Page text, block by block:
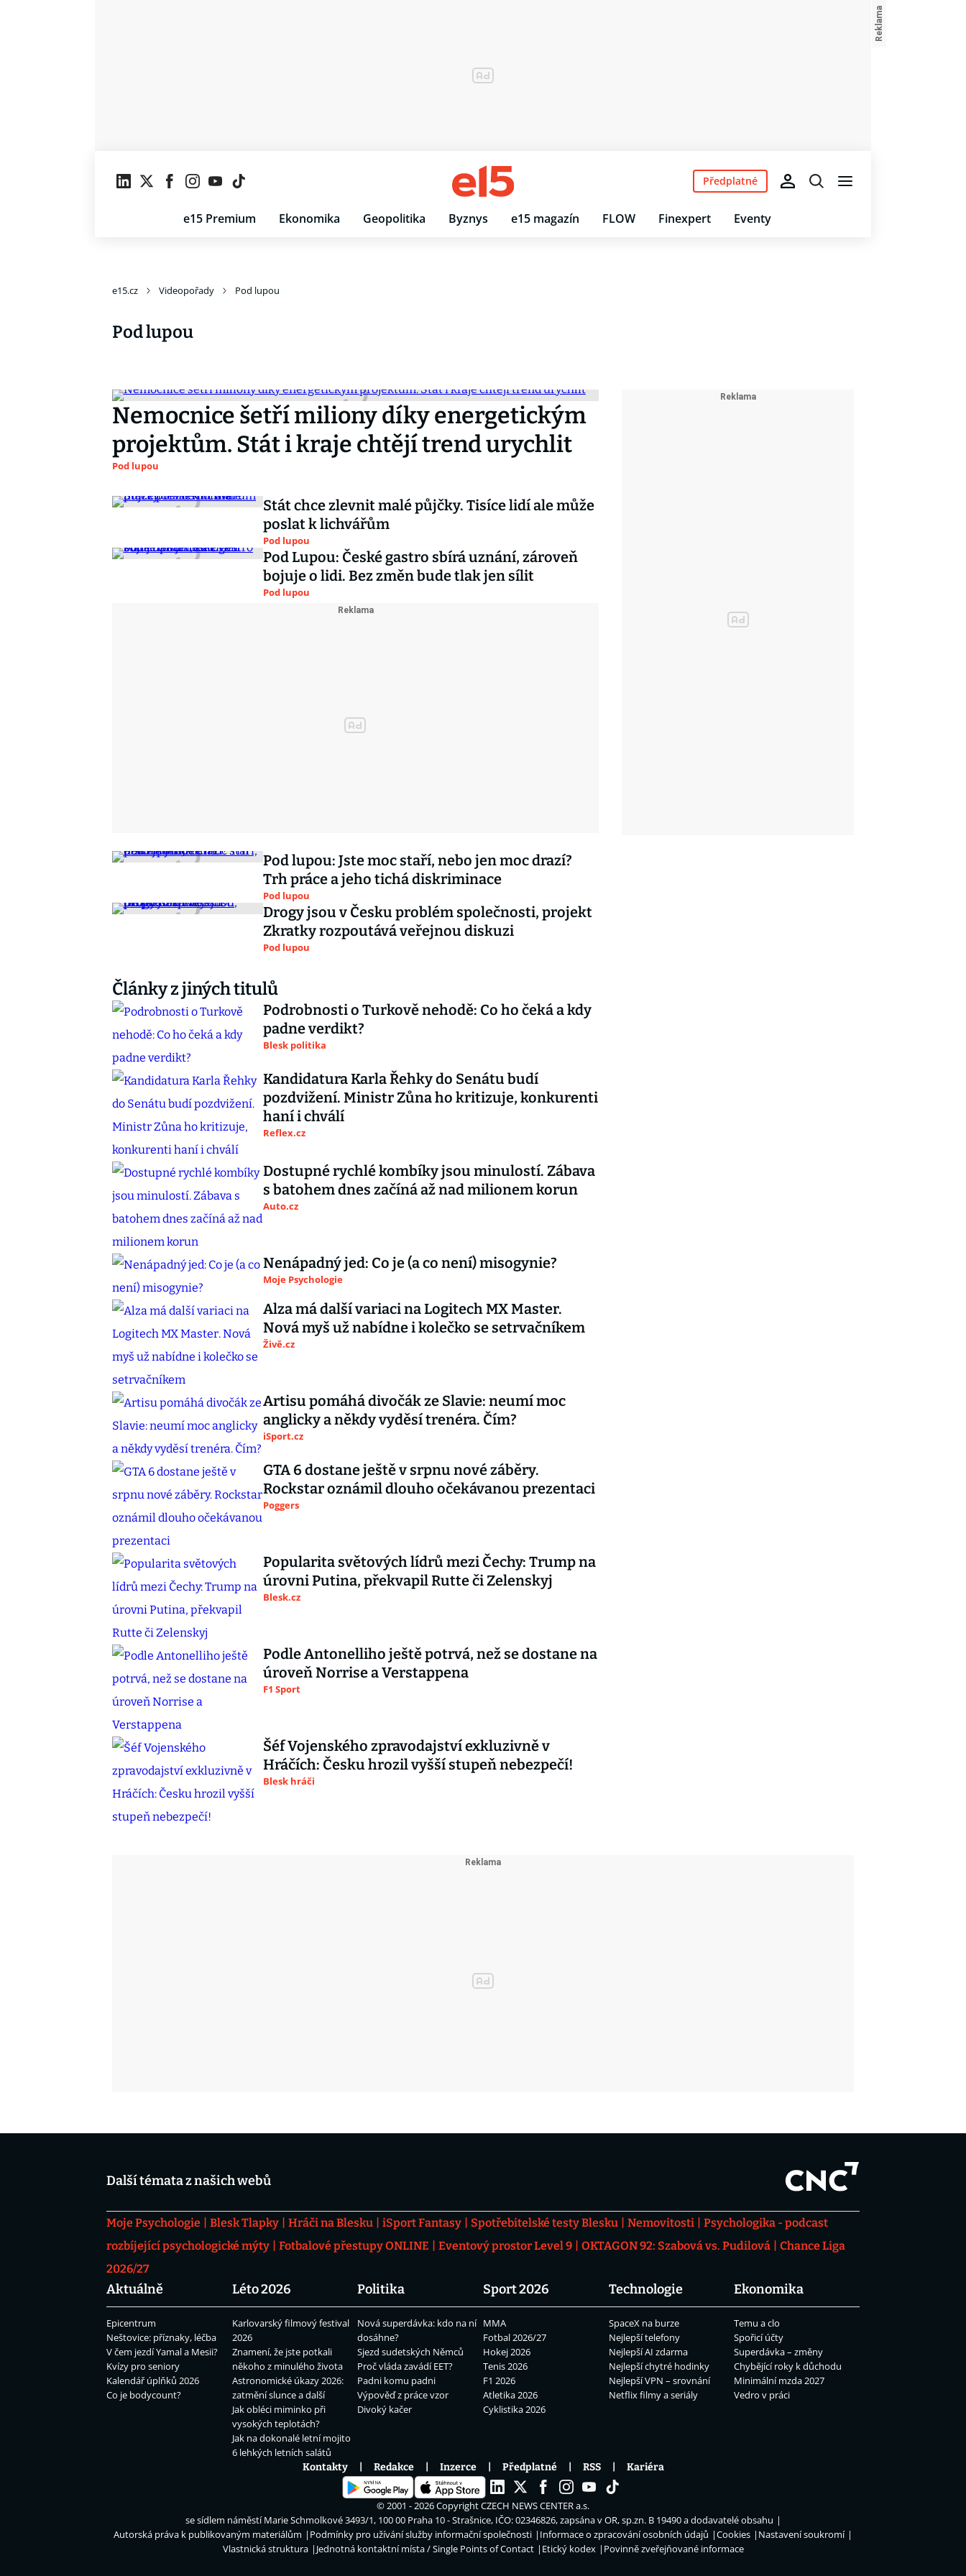
e15 Premium Ekonomika Geopolitika Byznys e15 magazín FLOW Finexpert Eventy
Předplatné
e15.cz Videopořady Pod lupou
Pod lupou
Nemocnice šetří miliony díky energetickým
projektům. Stát i kraje chtějí trend urychlit
Pod lupou
Stát chce zlevnit malé půjčky. Tisíce lidí ale může
poslat k lichvářům
Pod lupou
Pod Lupou: České gastro sbírá uznání, zároveň
bojuje o lidi. Bez změn bude tlak jen sílit
Pod lupou
Pod lupou: Jste moc staří, nebo jen moc drazí?
Trh práce a jeho tichá diskriminace
Pod lupou
Drogy jsou v Česku problém společnosti, projekt
Zkratky rozpoutává veřejnou diskuzi
Pod lupou
Články z jiných titulů
Podrobnosti o Turkově nehodě: Co ho čeká a kdy
padne verdikt?
Blesk politika
Kandidatura Karla Řehky do Senátu budí
pozdvižení. Ministr Zůna ho kritizuje, konkurenti
haní i chválí
Reflex.cz
Dostupné rychlé kombíky jsou minulostí. Zábava
s batohem dnes začíná až nad milionem korun
Auto.cz
Nenápadný jed: Co je (a co není) misogynie?
Moje Psychologie
Alza má další variaci na Logitech MX Master.
Nová myš už nabídne i kolečko se setrvačníkem
Živě.cz
Artisu pomáhá divočák ze Slavie: neumí moc
anglicky a někdy vyděsí trenéra. Čím?
iSport.cz
GTA 6 dostane ještě v srpnu nové záběry.
Rockstar oznámil dlouho očekávanou prezentaci
Poggers
Popularita světových lídrů mezi Čechy: Trump na
úrovni Putina, překvapil Rutte či Zelenskyj
Blesk.cz
Podle Antonelliho ještě potrvá, než se dostane na
úroveň Norrise a Verstappena
F1 Sport
Šéf Vojenského zpravodajství exkluzivně v
Hráčích: Česku hrozil vyšší stupeň nebezpečí!
Blesk hráči
Další témata z našich webů
Moje Psychologie Blesk Tlapky Hráči na Blesku iSport Fantasy Spotřebitelské testy Blesku Nemovitosti
Psychologika - podcast
rozbíjející psychologické mýty
Fotbalové přestupy ONLINE Eventový prostor Level 9 OKTAGON 92: Szabová vs. Pudilová
Chance Liga
2026/27
Aktuálně
Epicentrum
Neštovice: příznaky, léčba
V čem jezdí Yamal a Mesii?
Kvízy pro seniory
Kalendář úplňků 2026
Co je bodycount?
Léto 2026
Karlovarský filmový festival
2026
Znamení, že jste potkali
někoho z minulého života
Astronomické úkazy 2026:
zatmění slunce a další
Jak obléci miminko při
vysokých teplotách?
Jak na dokonalé letní mojito
6 lehkých letních salátů
Politika
Nová superdávka: kdo na ní
dosáhne?
Sjezd sudetských Němců
Proč vláda zavádí EET?
Padni komu padni
Výpověď z práce vzor
Divoký kačer
Sport 2026
MMA
Fotbal 2026/27
Hokej 2026
Tenis 2026
F1 2026
Atletika 2026
Cyklistika 2026
Technologie
SpaceX na burze
Nejlepší telefony
Nejlepší AI zdarma
Nejlepší chytré hodinky
Nejlepší VPN – srovnání
Netflix filmy a seriály
Ekonomika
Temu a clo
Spořicí účty
Superdávka – změny
Chybějící roky k důchodu
Minimální mzda 2027
Vedro v práci
Kontakty Redakce Inzerce Předplatné RSS Kariéra
© 2001 - 2026 CopyrightCZECH NEWS CENTER a.s.
se sídlem náměstí Marie Schmolkové 3493/1, 100 00 Praha 10 - Strašnice, IČO: 02346826, zapsána v OR, sp.zn. B 19490 a dodavatelé obsahu
Autorská práva k publikovaným materiálům
Podmínky pro užívání služby informační společnosti Informace o zpracování osobních údajů Cookies
Nastavení soukromí
Vlastnická struktura
Jednotná kontaktní místa / Single Points of Contact Etický kodex Povinně zveřejňované informace